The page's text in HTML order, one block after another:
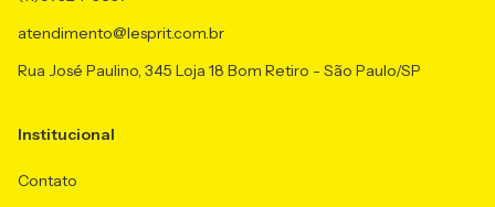
atendimento@lesprit.com.br
Rua José Paulino, 345 Loja 18 Bom Retiro - São Paulo/SP
Institucional
Contato